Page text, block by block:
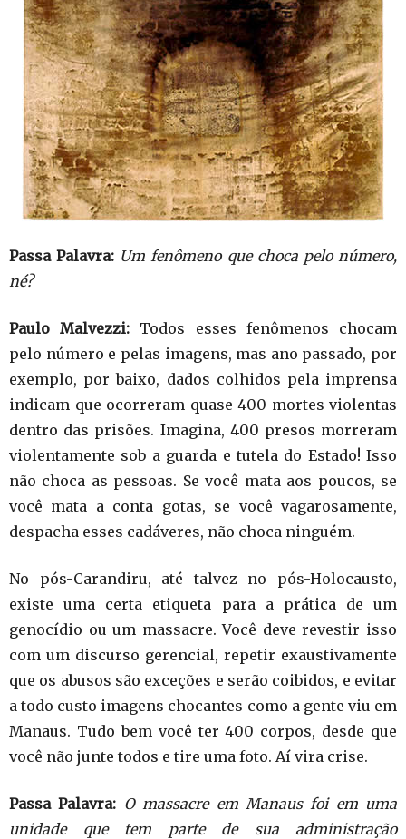
Passa Palavra: Um fenômeno que choca pelo número,
né?
Paulo Malvezzi: Todos esses fenômenos chocam
pelo número e pelas imagens, mas ano passado, por
exemplo, por baixo, dados colhidos pela imprensa
indicam que ocorreram quase 400 mortes violentas
dentro das prisões. Imagina, 400 presos morreram
violentamente sob a guarda e tutela do Estado! Isso
não choca as pessoas. Se você mata aos poucos, se
você mata a conta gotas, se você vagarosamente,
despacha esses cadáveres, não choca ninguém.
No pós-Carandiru, até talvez no pós-Holocausto,
existe uma certa etiqueta para a prática de um
genocídio ou um massacre. Você deve revestir isso
com um discurso gerencial, repetir exaustivamente
que os abusos são exceções e serão coibidos, e evitar
a todo custo imagens chocantes como a gente viu em
Manaus. Tudo bem você ter 400 corpos, desde que
você não junte todos e tire uma foto. Aí vira crise.
Passa Palavra: O massacre em Manaus foi em uma
unidade que tem parte de sua administração